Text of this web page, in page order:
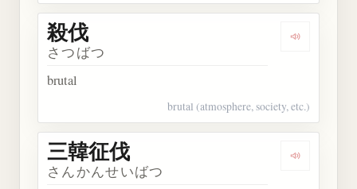
Dengarkan
殺伐
さつばつ
brutal
brutal (atmosphere, society, etc.)
Dengarkan
三韓征伐
さんかんせいばつ